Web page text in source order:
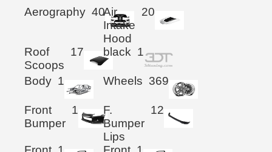
Aerography 40Air
Intake
Hood
20
Roof
Scoops
17 black 1
Body 1 Wheels 369
Front
Bumper
1
F.
Bumper
Lips
12